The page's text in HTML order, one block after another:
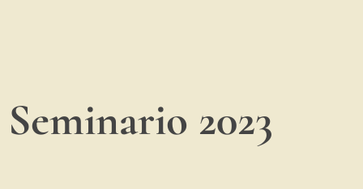
Seminario 2023